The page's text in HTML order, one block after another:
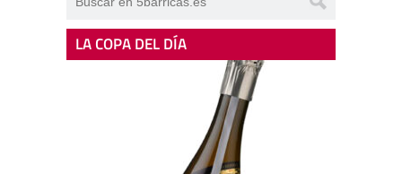
LA COPA DEL DÍA